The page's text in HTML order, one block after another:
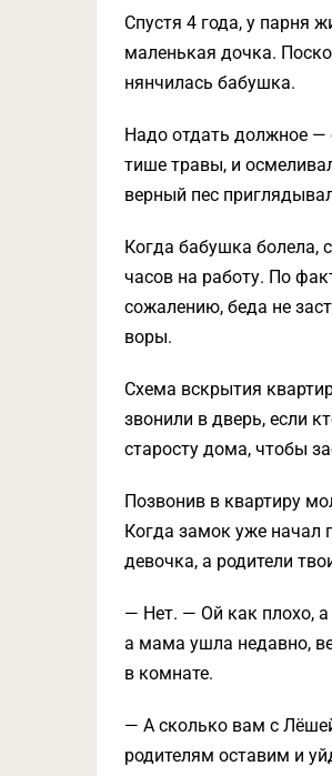
Спустя 4 года, у парня
маленькая дочка.
нянчилась бабушка.
Надо отдать должное —
тише травы, и
верный пес
Когда бабушка болела,
часов на работу. По
сожалению, беда не
воры.
Схема вскрытия
звонили в дверь, если
старосту дома, чтобы
Позвонив в квартиру
Когда замок уже начал
девочка, а родители
— Нет. — Ой как плохо,
а мама ушла недавно,
в комнате.
— А сколько вам с
родителям оставим и